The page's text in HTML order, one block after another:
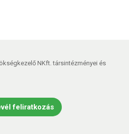
NKft. társintézményei és
feliratkozás